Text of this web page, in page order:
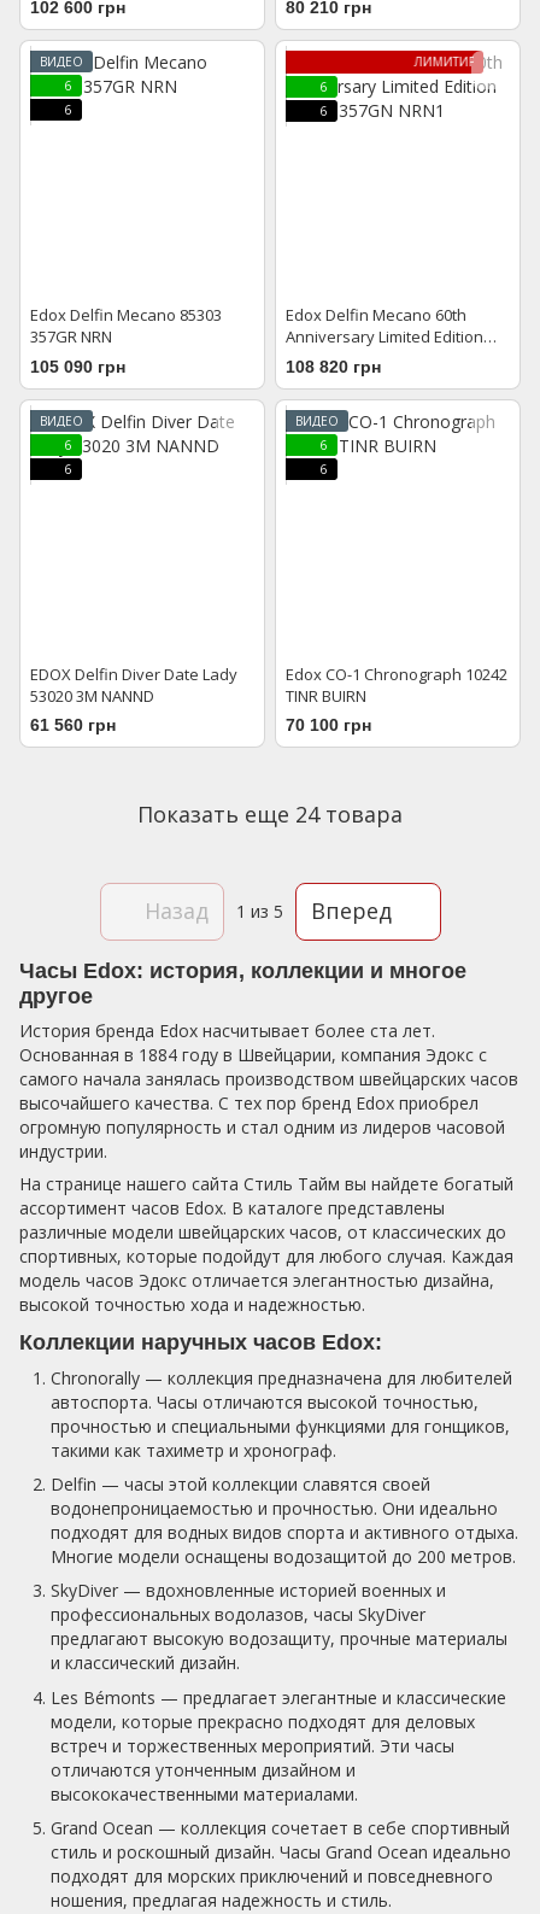
102 600 грн 80 210 грн
ВИДЕО
6
6
Edox Delfin Mecano 85303
357GR NRN
105 090 грн
ЛИМИТИРОВАННАЯ
6
6
Edox Delfin Mecano 60th
Anniversary Limited Edition
85304 357GN NRN1
108 820 грн
ВИДЕО
6
6
EDOX Delfin Diver Date Lady
53020 3M NANND
61 560 грн
ВИДЕО
6
6
Edox CO-1 Chronograph 10242
TINR BUIRN
70 100 грн
Показать еще 24 товара
Назад 1 из 5 Вперед
Часы Edox: история, коллекции и многое
другое
История бренда Edox насчитывает более ста лет.
Основанная в 1884 году в Швейцарии, компания Эдокс с
самого начала занялась производством швейцарских часов
высочайшего качества. С тех пор бренд Edox приобрел
огромную популярность и стал одним из лидеров часовой
индустрии.
На странице нашего сайта Стиль Тайм вы найдете богатый
ассортимент часов Edox. В каталоге представлены
различные модели швейцарских часов, от классических до
спортивных, которые подойдут для любого случая. Каждая
модель часов Эдокс отличается элегантностью дизайна,
высокой точностью хода и надежностью.
Коллекции наручных часов Edox:
Chronorally — коллекция предназначена для любителей
автоспорта. Часы отличаются высокой точностью,
прочностью и специальными функциями для гонщиков,
такими как тахиметр и хронограф.
Delfin — часы этой коллекции славятся своей
водонепроницаемостью и прочностью. Они идеально
подходят для водных видов спорта и активного отдыха.
Многие модели оснащены водозащитой до 200 метров.
SkyDiver — вдохновленные историей военных и
профессиональных водолазов, часы SkyDiver
предлагают высокую водозащиту, прочные материалы
и классический дизайн.
Les Bémonts — предлагает элегантные и классические
модели, которые прекрасно подходят для деловых
встреч и торжественных мероприятий. Эти часы
отличаются утонченным дизайном и
высококачественными материалами.
Grand Ocean — коллекция сочетает в себе спортивный
стиль и роскошный дизайн. Часы Grand Ocean идеально
подходят для морских приключений и повседневного
ношения, предлагая надежность и стиль.